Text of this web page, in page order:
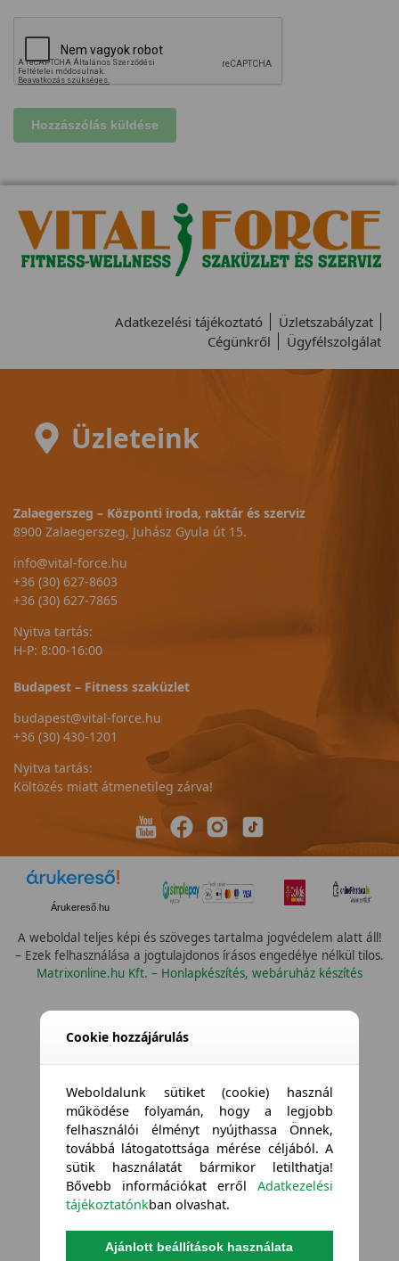
Adatkezelési tájékoztató
Üzletszabályzat
Cégünkről
Ügyfélszolgálat
Üzleteink
Zalaegerszeg – Központi iroda, raktár és szerviz
8900 Zalaegerszeg, Juhász Gyula út 15.
info@vital-force.hu
+36 (30) 627-8603
+36 (30) 627-7865
Nyitva tartás:
H-P: 8:00-16:00
Budapest – Fitness szaküzlet
budapest@vital-force.hu
+36 (30) 430-1201
Nyitva tartás:
Költözés miatt átmenetileg zárva!
Árukereső.hu
A weboldal teljes képi és szöveges tartalma jogvédelem alatt áll!
– Ezek felhasználása a jogtulajdonos írásos engedélye nélkül tilos.
Matrixonline.hu Kft. – Honlapkészítés, webáruház készítés
Cookie hozzájárulás
Weboldalunk sütiket (cookie) használ
működése folyamán, hogy a legjobb
felhasználói élményt nyújthassa Önnek,
továbbá látogatottsága mérése céljából. A
sütik használatát bármikor letilthatja!
Bővebb információkat errőlAdatkezelési
tájékoztatónkban olvashat.
Ajánlott beállítások használata